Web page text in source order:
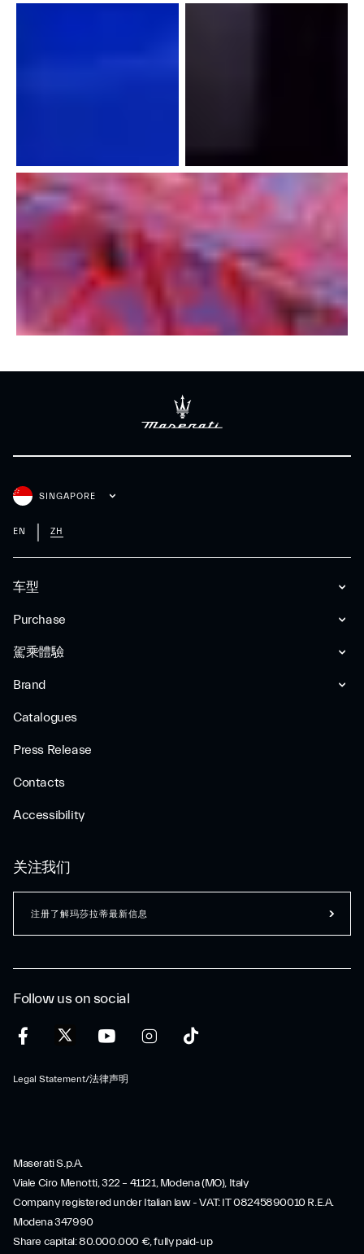
车型
Purchase
駕乘體驗
Brand
Catalogues
Press Release
Contacts
Accessibility
SINGAPORE
EN ZH
Follow us on social
Legal Statement/法律声明
关注我们
注册了解玛莎拉蒂最新信息
Maserati S.p.A.
Viale Ciro Menotti, 322 – 41121, Modena (MO), Italy
Company registered under Italian law - VAT: IT 08245890010 R.E.A.
Modena 347990
Share capital: 80.000.000 €, fully paid-up